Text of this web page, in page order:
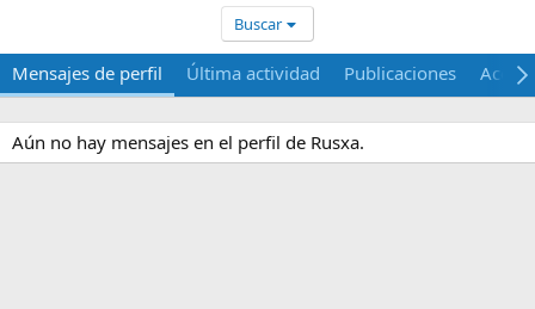
Buscar
Mensajes de perfil Última actividad Publicaciones Acerca
Aún no hay mensajes en el perfil de Rusxa.